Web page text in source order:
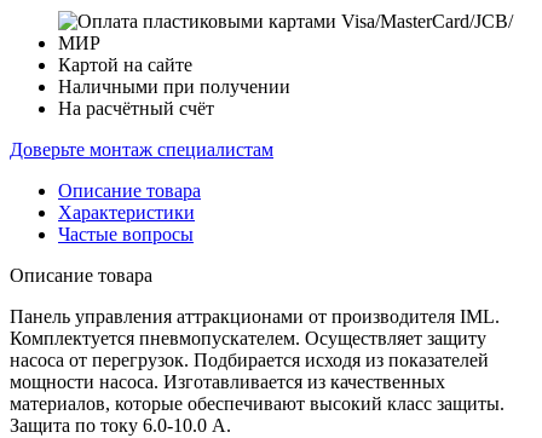
Картой на сайте
Наличными при получении
На расчётный счёт
Доверьте монтаж специалистам
Описание товара
Характеристики
Частые вопросы
Описание товара
Панель управления аттракционами от производителя IML.
Комплектуется пневмопускателем. Осуществляет защиту
насоса от перегрузок. Подбирается исходя из показателей
мощности насоса. Изготавливается из качественных
материалов, которые обеспечивают высокий класс защиты.
Защита по току 6.0-10.0 А.